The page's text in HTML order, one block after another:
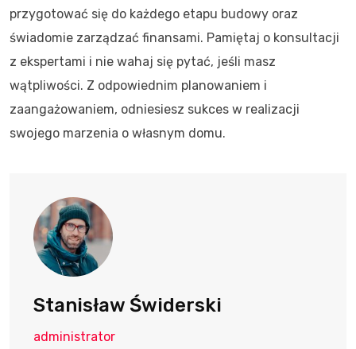
przygotować się do każdego etapu budowy oraz
świadomie zarządzać finansami. Pamiętaj o konsultacji
z ekspertami i nie wahaj się pytać, jeśli masz
wątpliwości. Z odpowiednim planowaniem i
zaangażowaniem, odniesiesz sukces w realizacji
swojego marzenia o własnym domu.
Stanisław Świderski
administrator